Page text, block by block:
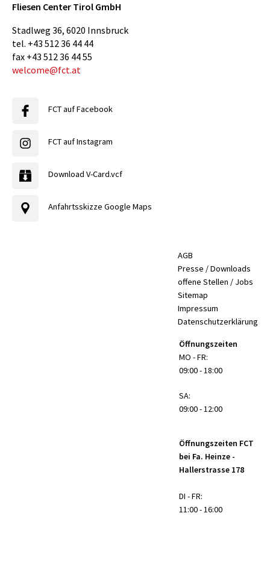
Fliesen Center Tirol GmbH
Stadlweg 36, 6020 Innsbruck
tel. +43 512 36 44 44
fax +43 512 36 44 55
welcome@fct.at
FCT auf Facebook
FCT auf Instagram
Download V-Card.vcf
Anfahrtsskizze Google Maps
AGB
Presse / Downloads
offene Stellen / Jobs
Sitemap
Impressum
Datenschutzerklärung
Öffnungszeiten
MO - FR:
09:00 - 18:00
SA:
09:00 - 12:00
Öffnungszeiten FCT
bei Fa. Heinze -
Hallerstrasse 178
DI - FR:
11:00 - 16:00